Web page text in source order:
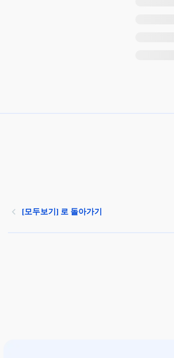
[모두보기] 로 돌아가기